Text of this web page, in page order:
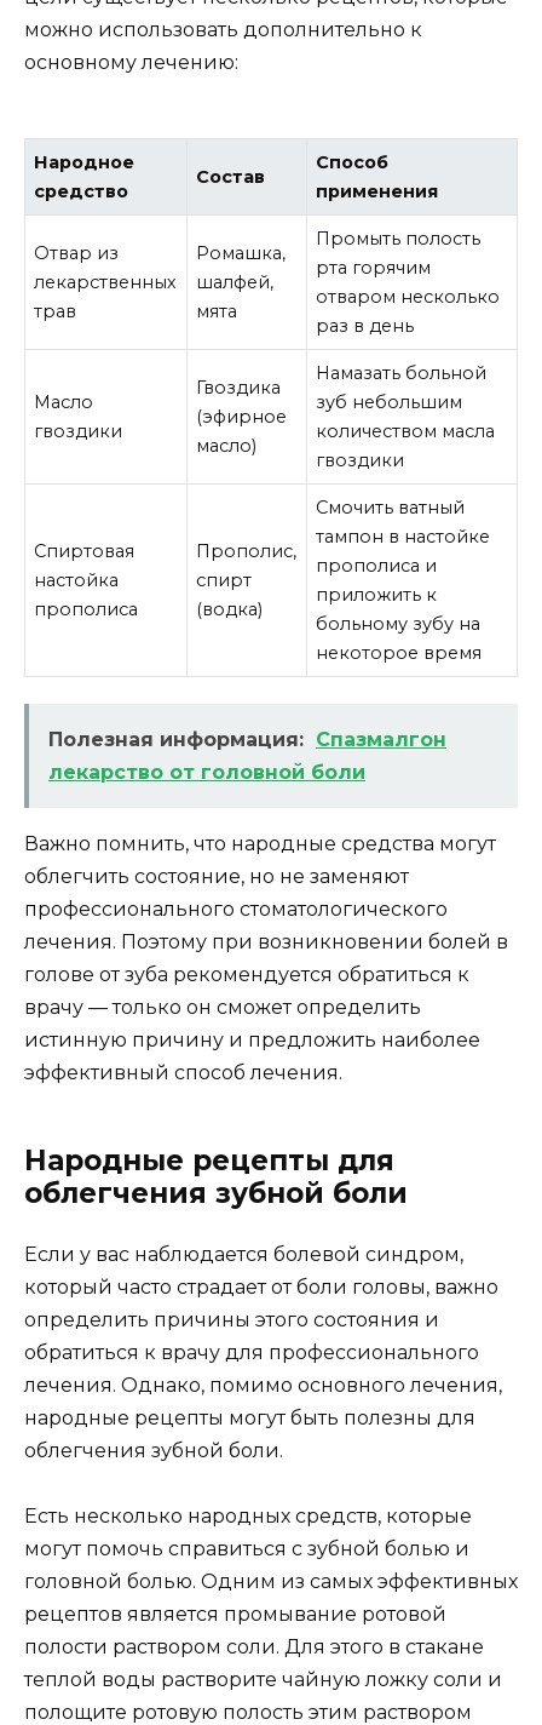
можно использовать дополнительно к
основному лечению:
Народное
средство
Состав
Способ
применения
Отвар из
лекарственных
трав
Ромашка,
шалфей,
мята
Промыть полость
рта горячим
отваром несколько
раз в день
Масло
гвоздики
Гвоздика
(эфирное
масло)
Намазать больной
зуб небольшим
количеством масла
гвоздики
Спиртовая
настойка
прополиса
Прополис,
спирт
(водка)
Смочить ватный
тампон в настойке
прополиса и
приложить к
больному зубу на
некоторое время
Полезная информация: Спазмалгон
лекарство от головной боли
Важно помнить, что народные средства могут
облегчить состояние, но не заменяют
профессионального стоматологического
лечения. Поэтому при возникновении болей в
голове от зуба рекомендуется обратиться к
врачу — только он сможет определить
истинную причину и предложить наиболее
эффективный способ лечения.
Народные рецепты для
облегчения зубной боли
Если у вас наблюдается болевой синдром,
который часто страдает от боли головы, важно
определить причины этого состояния и
обратиться к врачу для профессионального
лечения. Однако, помимо основного лечения,
народные рецепты могут быть полезны для
облегчения зубной боли.
Есть несколько народных средств, которые
могут помочь справиться с зубной болью и
головной болью. Одним из самых эффективных
рецептов является промывание ротовой
полости раствором соли. Для этого в стакане
теплой воды растворите чайную ложку соли и
полощите ротовую полость этим раствором